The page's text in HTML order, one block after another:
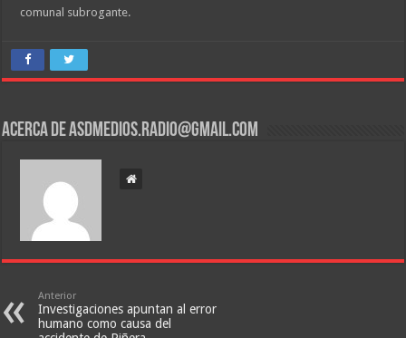
comunal subrogante.
Acerca de asdmedios.radio@gmail.com
Anterior
Investigaciones apuntan al error
humano como causa del